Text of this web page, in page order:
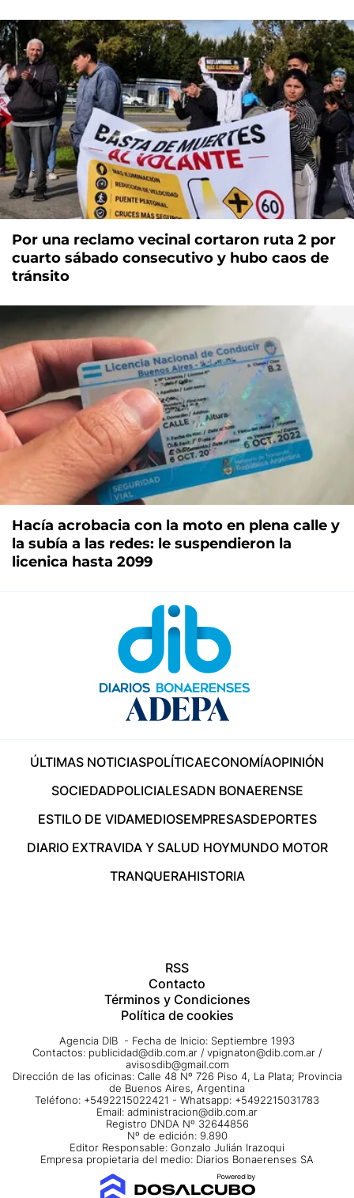
Por una reclamo vecinal cortaron ruta 2 por
cuarto sábado consecutivo y hubo caos de
tránsito
Hacía acrobacia con la moto en plena calle y
la subía a las redes: le suspendieron la
licenica hasta 2099
ÚLTIMAS NOTICIASPOLÍTICAECONOMÍAOPINIÓN
SOCIEDADPOLICIALESADN BONAERENSE
ESTILO DE VIDAMEDIOSEMPRESASDEPORTES
DIARIO EXTRAVIDA Y SALUD HOYMUNDO MOTOR
TRANQUERAHISTORIA
RSS
Contacto
Términos y Condiciones
Política de cookies
Agencia DIB - Fecha de Inicio: Septiembre 1993
Contactos: publicidad@dib.com.ar / vpignaton@dib.com.ar /
avisosdib@gmail.com
Dirección de las oficinas: Calle 48 Nº 726 Piso 4, La Plata; Provincia
de Buenos Aires, Argentina
Teléfono: +5492215022421 - Whatsapp: +5492215031783
Email: administracion@dib.com.ar
Registro DNDA Nº 32644856
Nº de edición: 9.890
Editor Responsable: Gonzalo Julián Irazoqui
Empresa propietaria del medio: Diarios Bonaerenses SA